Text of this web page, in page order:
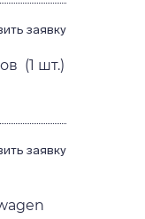
заявку
(1 шт.)
заявку